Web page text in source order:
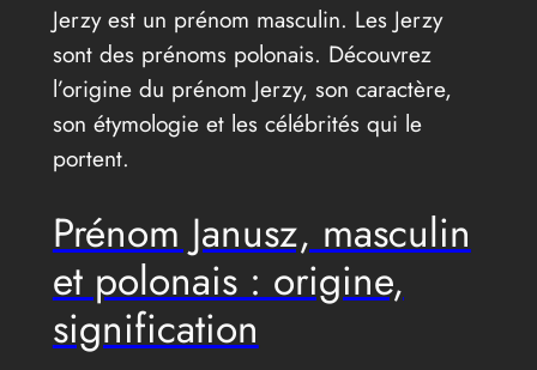
Jerzy est un prénom masculin. Les Jerzy
sont des prénoms polonais. Découvrez
l’origine du prénom Jerzy, son caractère,
son étymologie et les célébrités qui le
portent.
Prénom Janusz, masculin
et polonais : origine,
signification